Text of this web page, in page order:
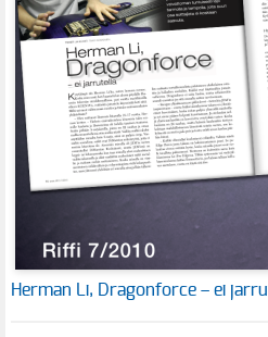
Herman Li, Dragonforce – ei